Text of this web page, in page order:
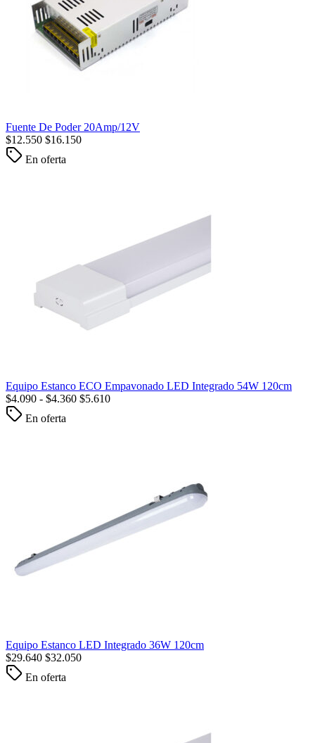
Fuente De Poder 20Amp/12V
$12.550 $16.150
En oferta
Equipo Estanco ECO Empavonado LED Integrado 54W 120cm
$4.090 - $4.360 $5.610
En oferta
Equipo Estanco LED Integrado 36W 120cm
$29.640 $32.050
En oferta